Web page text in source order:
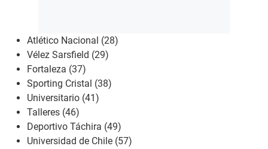
Atlético Nacional (28)
Vélez Sarsfield (29)
Fortaleza (37)
Sporting Cristal (38)
Universitario (41)
Talleres (46)
Deportivo Táchira (49)
Universidad de Chile (57)